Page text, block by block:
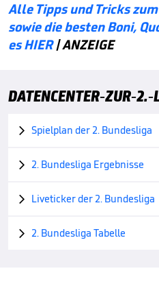
Alle Tipps und Tricks
sowie die besten Boni,
es HIER| ANZEIGE
DATENCENTER-ZUR-2.-
 Spielplan der 2. Bundesliga
 2. Bundesliga Ergebnisse
 Liveticker der 2. Bundesliga
 2. Bundesliga Tabelle